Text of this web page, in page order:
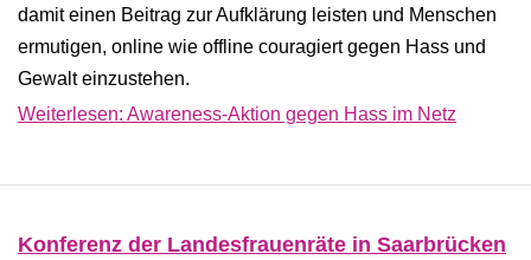
damit einen Beitrag zur Aufklärung leisten und Menschen
ermutigen, online wie offline couragiert gegen Hass und
Gewalt einzustehen.
Weiterlesen: Awareness-Aktion gegen Hass im Netz
Konferenz der Landesfrauenräte in Saarbrücken